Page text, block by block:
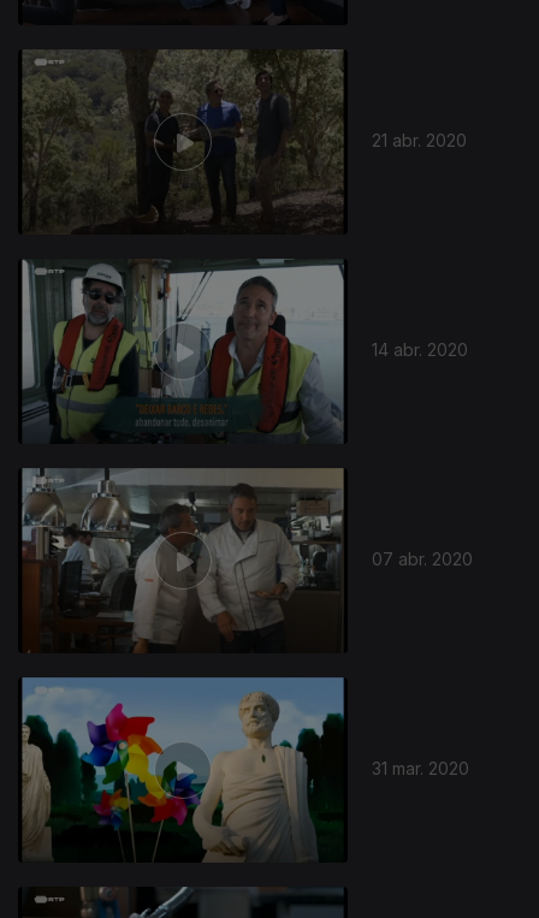
21 abr. 2020
14 abr. 2020
07 abr. 2020
31 mar. 2020